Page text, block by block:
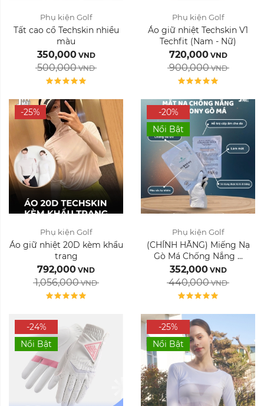
Phụ kiện Golf
Tất cao cổ Techskin nhiều
màu
350,000 VND
500,000 VND
Phụ kiện Golf
Áo giữ nhiệt Techskin V1
Techfit (Nam - Nữ)
720,000 VND
900,000 VND
-25%
Phụ kiện Golf
Áo giữ nhiệt 20D kèm khẩu
trang
792,000 VND
1,056,000 VND
-20%
Nổi Bật
Phụ kiện Golf
(CHÍNH HÃNG) Miếng Nạ
Gò Má Chống Nắng ...
352,000 VND
440,000 VND
-24%
Nổi Bật
Size:
Xóa
-25%
Nổi Bật
Size:
Màu sắc:
Beige
White
Xóa